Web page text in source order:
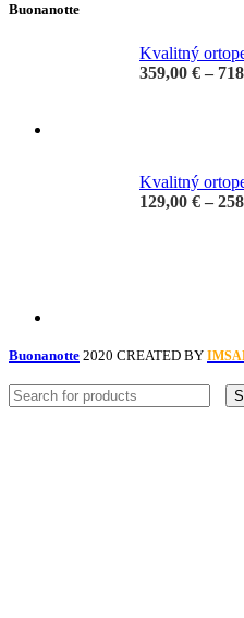
Buonanotte
Kvalitný
359,00 € –
Kvalitný
129,00 € –
Buonanotte 2020 CREATED BY